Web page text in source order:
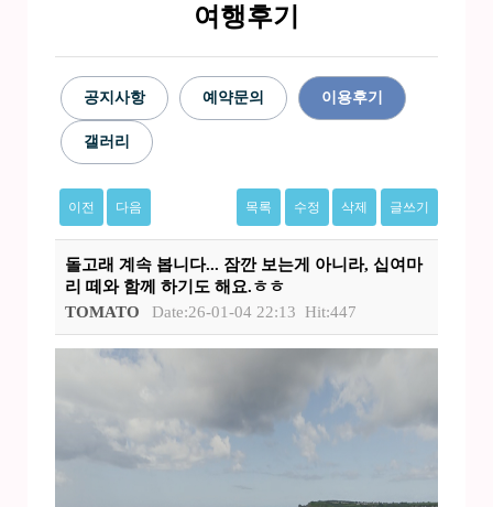
여행후기
공지사항 예약문의 이용후기
갤러리
이전 다음 목록 수정 삭제 글쓰기
돌고래 계속 봅니다... 잠깐 보는게 아니라, 십여마
리 떼와 함께 하기도 해요.ㅎㅎ
TOMATO
Date:26-01-04 22:13 Hit:447